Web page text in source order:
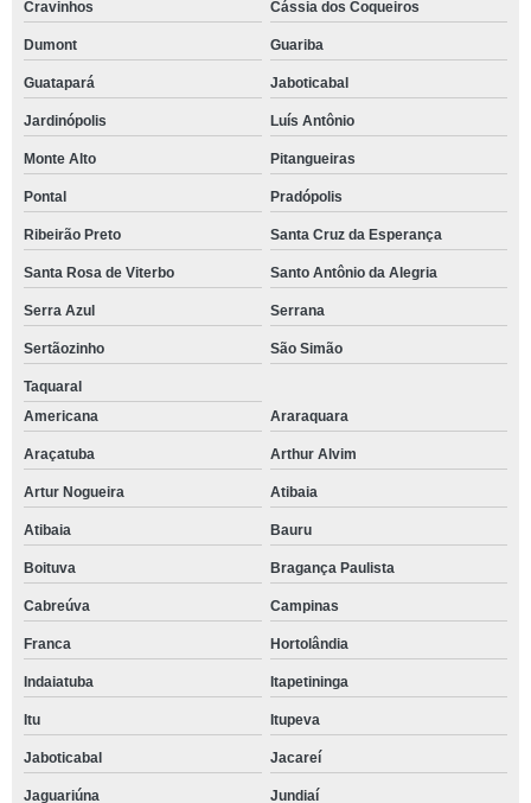
Cravinhos Cássia dos Coqueiros
Dumont Guariba
Guatapará Jaboticabal
Jardinópolis Luís Antônio
Monte Alto Pitangueiras
Pontal Pradópolis
Ribeirão Preto Santa Cruz da Esperança
Santa Rosa de Viterbo Santo Antônio da Alegria
Serra Azul Serrana
Sertãozinho São Simão
Taquaral
Americana
Araraquara
Araçatuba Arthur Alvim
Artur Nogueira Atibaia
Atibaia Bauru
Boituva Bragança Paulista
Cabreúva Campinas
Franca Hortolândia
Indaiatuba Itapetininga
Itu Itupeva
Jaboticabal Jacareí
Jaguariúna Jundiaí